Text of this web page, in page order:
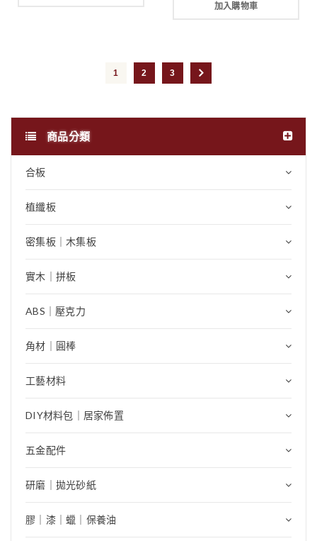
商品分類
合板
植纖板
密集板｜木集板
實木｜拼板
ABS｜壓克力
角材｜圓棒
工藝材料
DIY材料包｜居家佈置
五金配件
研磨｜拋光砂紙
膠｜漆｜蠟｜保養油
加入購物車
1 2 3